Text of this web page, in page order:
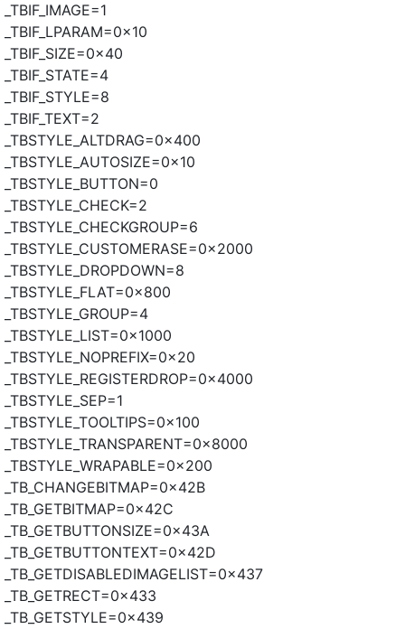
_TBIF_IMAGE=1
_TBIF_LPARAM=0x10
_TBIF_SIZE=0x40
_TBIF_STATE=4
_TBIF_STYLE=8
_TBIF_TEXT=2
_TBSTYLE_ALTDRAG=0x400
_TBSTYLE_AUTOSIZE=0x10
_TBSTYLE_BUTTON=0
_TBSTYLE_CHECK=2
_TBSTYLE_CHECKGROUP=6
_TBSTYLE_CUSTOMERASE=0x2000
_TBSTYLE_DROPDOWN=8
_TBSTYLE_FLAT=0x800
_TBSTYLE_GROUP=4
_TBSTYLE_LIST=0x1000
_TBSTYLE_NOPREFIX=0x20
_TBSTYLE_REGISTERDROP=0x4000
_TBSTYLE_SEP=1
_TBSTYLE_TOOLTIPS=0x100
_TBSTYLE_TRANSPARENT=0x8000
_TBSTYLE_WRAPABLE=0x200
_TB_CHANGEBITMAP=0x42B
_TB_GETBITMAP=0x42C
_TB_GETBUTTONSIZE=0x43A
_TB_GETBUTTONTEXT=0x42D
_TB_GETDISABLEDIMAGELIST=0x437
_TB_GETRECT=0x433
_TB_GETSTYLE=0x439